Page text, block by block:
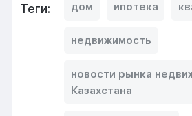
Теги: дом ипотека
недвижимость
новости рынка
Казахстана